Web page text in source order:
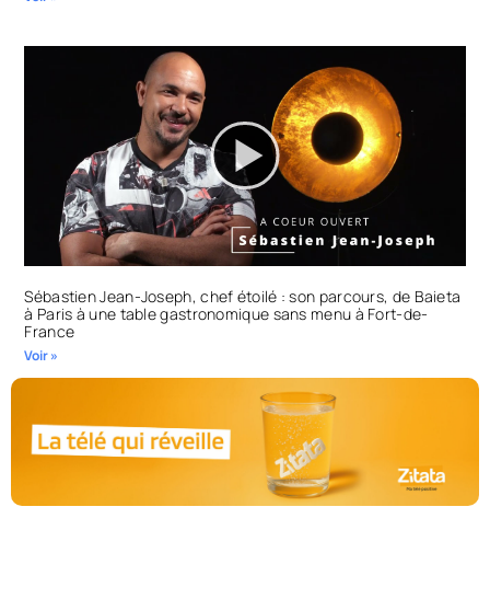
Sébastien Jean-Joseph, chef étoilé : son parcours, de Baieta
à Paris à une table gastronomique sans menu à Fort-de-
France
Voir »